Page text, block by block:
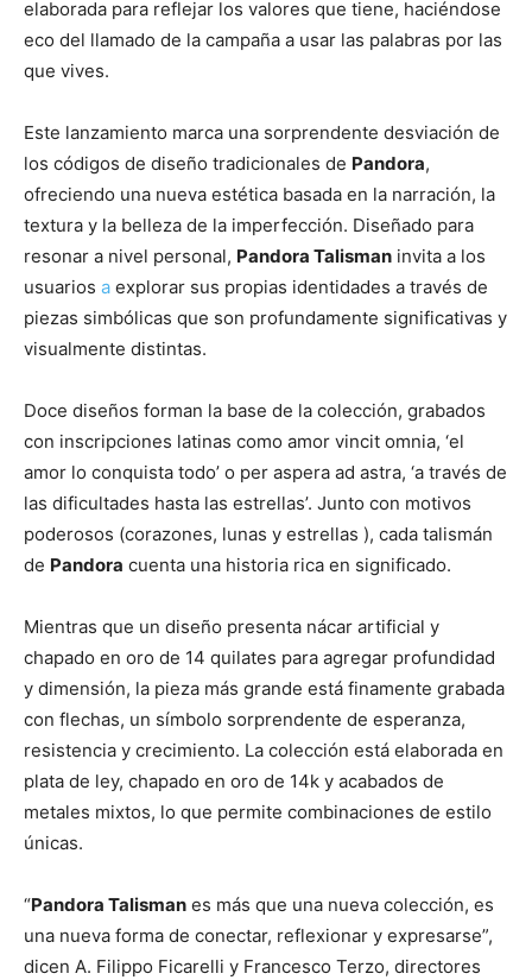
elaborada para reflejar los valores que tiene, haciéndose
eco del llamado de la campaña a usar las palabras por las
que vives.
Este lanzamiento marca una sorprendente desviación de
los códigos de diseño tradicionales de Pandora,
ofreciendo una nueva estética basada en la narración, la
textura y la belleza de la imperfección. Diseñado para
resonar a nivel personal, Pandora Talisman invita a los
usuarios a explorar sus propias identidades a través de
piezas simbólicas que son profundamente significativas y
visualmente distintas.
Doce diseños forman la base de la colección, grabados
con inscripciones latinas como amor vincit omnia, ‘el
amor lo conquista todo’ o per aspera ad astra, ‘a través de
las dificultades hasta las estrellas’. Junto con motivos
poderosos (corazones, lunas y estrellas ), cada talismán
de Pandora cuenta una historia rica en significado.
Mientras que un diseño presenta nácar artificial y
chapado en oro de 14 quilates para agregar profundidad
y dimensión, la pieza más grande está finamente grabada
con flechas, un símbolo sorprendente de esperanza,
resistencia y crecimiento. La colección está elaborada en
plata de ley, chapado en oro de 14k y acabados de
metales mixtos, lo que permite combinaciones de estilo
únicas.
“Pandora Talisman es más que una nueva colección, es
una nueva forma de conectar, reflexionar y expresarse”,
dicen A. Filippo Ficarelli y Francesco Terzo, directores